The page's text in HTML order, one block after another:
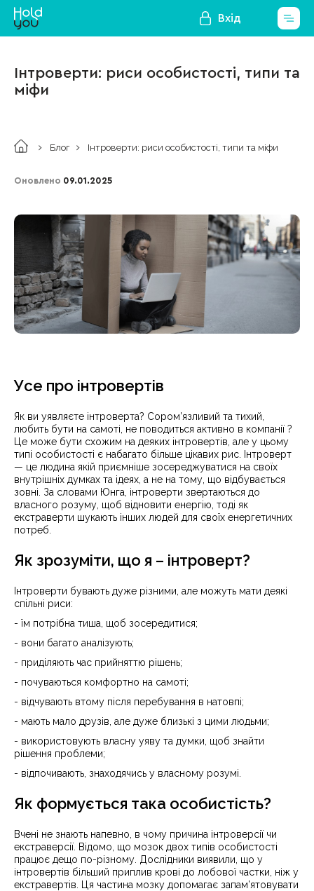
Вхід
Інтроверти: риси особистості, типи та
міфи
Блог Інтроверти: риси особистості, типи та міфи
Оновлено 09.01.2025
Усе про інтровертів
Як ви уявляєте інтроверта? Сором’язливий та тихий,
любить бути на самоті, не поводиться активно в компанії ?
Це може бути схожим на деяких інтровертів, але у цьому
типі особистості є набагато більше цікавих рис. Інтроверт
— це людина якій приємніше зосереджуватися на своїх
внутрішніх думках та ідеях, а не на тому, що відбувається
зовні. За словами Юнга, інтроверти звертаються до
власного розуму, щоб відновити енергію, тоді як
екстраверти шукають інших людей для своїх енергетичних
потреб.
Як зрозуміти, що я – інтроверт?
Інтроверти бувають дуже різними, але можуть мати деякі
спільні риси:
- їм потрібна тиша, щоб зосередитися;
- вони багато аналізують;
- приділяють час прийняттю рішень;
- почуваються комфортно на самоті;
- відчувають втому після перебування в натовпі;
- мають мало друзів, але дуже близькі з цими людьми;
- використовують власну уяву та думки, щоб знайти
рішення проблеми;
- відпочивають, знаходячись у власному розумі.
Як формується така особистість?
Вчені не знають напевно, в чому причина інтроверсії чи
екстраверсії. Відомо, що мозок двох типів особистості
працює дещо по-різному. Дослідники виявили, що у
інтровертів більший приплив крові до лобової частки, ніж у
екстравертів. Ця частина мозку допомагає запам’ятовувати